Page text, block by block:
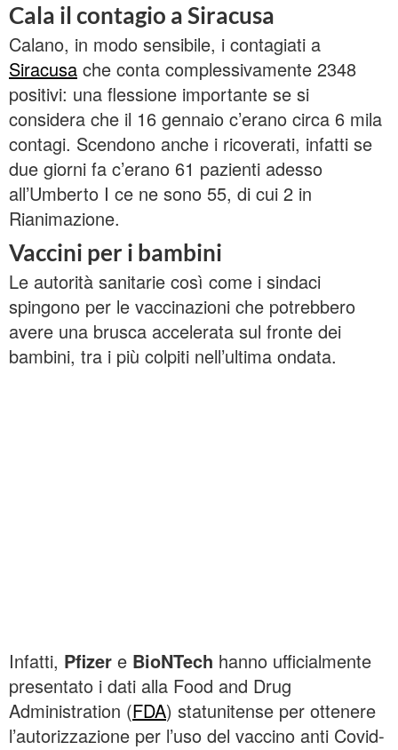
Cala il contagio a Siracusa
Calano, in modo sensibile, i contagiati a
Siracusa che conta complessivamente 2348
positivi: una flessione importante se si
considera che il 16 gennaio c’erano circa 6 mila
contagi. Scendono anche i ricoverati, infatti se
due giorni fa c’erano 61 pazienti adesso
all’Umberto I ce ne sono 55, di cui 2 in
Rianimazione.
Vaccini per i bambini
Le autorità sanitarie così come i sindaci
spingono per le vaccinazioni che potrebbero
avere una brusca accelerata sul fronte dei
bambini, tra i più colpiti nell’ultima ondata.
Infatti, Pfizer e BioNTech hanno ufficialmente
presentato i dati alla Food and Drug
Administration (FDA) statunitense per ottenere
l’autorizzazione per l’uso del vaccino anti Covid-